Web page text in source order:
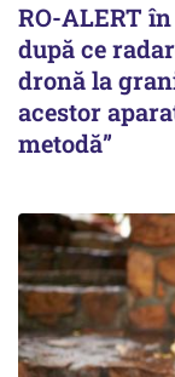
RO-ALERT
după ce
dronă la
acestor
metodă”